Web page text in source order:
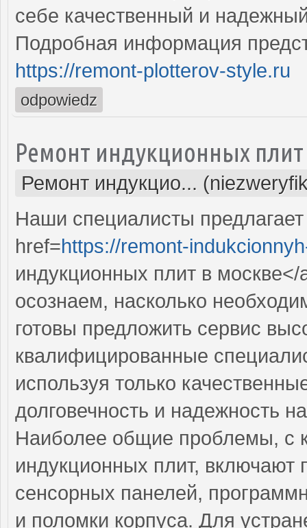
себе качественный и
Подробная информация
https://remont-plotterov-style.ru
odpowiedz
Ремонт индукционных плит
Ремонт индукцио...
Наши специалисты
href=https://remont-
индукционных плит в
осознаем, насколько
готовы предложить сервис
квалифицированные
используя только
долговечность и надежность
Наиболее общие проблемы, с
индукционных плит, включают
сенсорных панелей,
и поломки корпуса. Для